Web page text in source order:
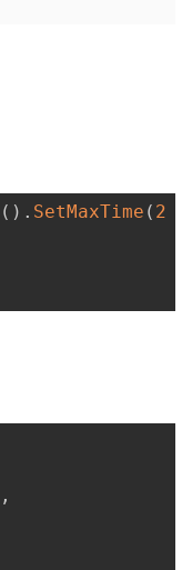
( ) . SetMaxTime ( 2
,